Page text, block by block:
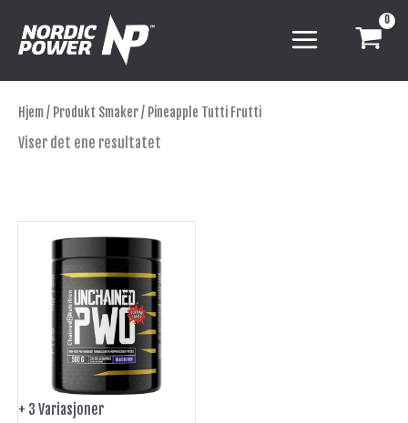
rett
Hjem/ Produkt Smaker / Pineapple Tutti Frutti
Viser det ene resultatet
+ 3 Variasjoner
produktet
har
flere
varianter.
Alternativene
kan
velges
på